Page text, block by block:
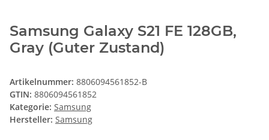
Samsung Galaxy S21 FE 128GB,
Gray (Guter Zustand)
Artikelnummer: 8806094561852-B
GTIN: 8806094561852
Kategorie: Samsung
Hersteller: Samsung